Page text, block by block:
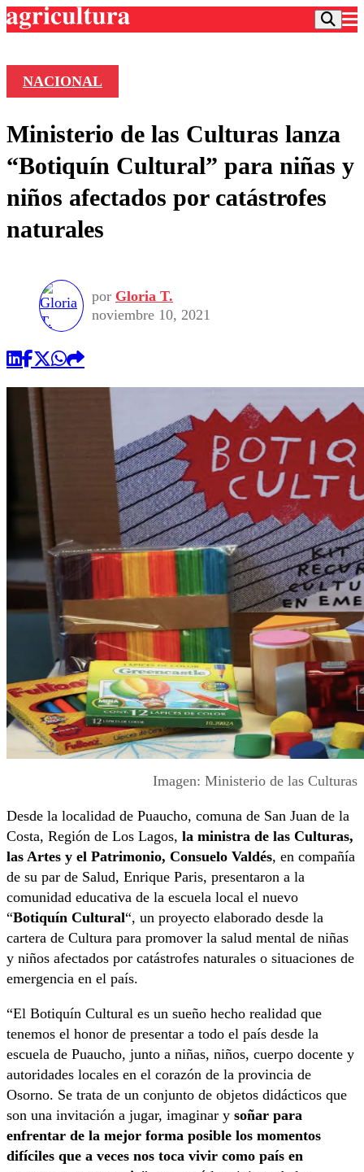
Frecuencias
Agricultura TV
Deportes
Colo Colo
Motor
Torneo Internacional
Torneo Nacional
Entretención
Internacional
Nacional
Vida Social
Programas
Comercial
NACIONAL
Ministerio de las Culturas lanza
“Botiquín Cultural” para niñas y
niños afectados por catástrofes
naturales
por Gloria T.
noviembre 10, 2021
Imagen: Ministerio de las Culturas
Desde la localidad de Puaucho, comuna de San Juan de la
Costa, Región de Los Lagos, la ministra de las Culturas,
las Artes y el Patrimonio, Consuelo Valdés, en compañía
de su par de Salud, Enrique Paris, presentaron a la
comunidad educativa de la escuela local el nuevo
“Botiquín Cultural“, un proyecto elaborado desde la
cartera de Cultura para promover la salud mental de niñas
y niños afectados por catástrofes naturales o situaciones de
emergencia en el país.
“El Botiquín Cultural es un sueño hecho realidad que
tenemos el honor de presentar a todo el país desde la
escuela de Puaucho, junto a niñas, niños, cuerpo docente y
autoridades locales en el corazón de la provincia de
Osorno. Se trata de un conjunto de objetos didácticos que
son una invitación a jugar, imaginar y soñar para
enfrentar de la mejor forma posible los momentos
difíciles que a veces nos toca vivir como país en